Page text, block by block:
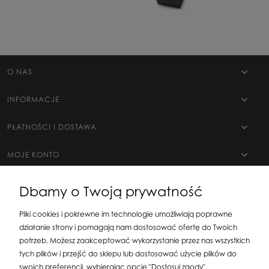
O NAS
INFORMACJE
PŁATNOŚCI I DOSTAWA
MOJE KONTO
Dbamy o Twoją prywatność
Pliki cookies i pokrewne im technologie umożliwiają poprawne
działanie strony i pomagają nam dostosować ofertę do Twoich
potrzeb. Możesz zaakceptować wykorzystanie przez nas wszystkich
tych plików i przejść do sklepu lub dostosować użycie plików do
swoich preferencji, wybierając opcję "Dostosuj zgody".